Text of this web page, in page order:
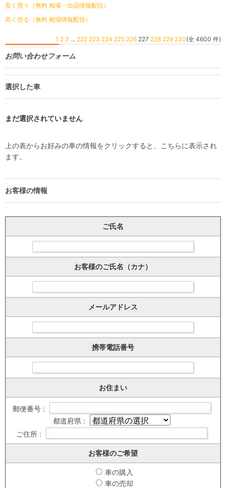
安く買う（無料 相場・出品情報配信）
高く売る（無料 相場情報配信）
1 2 3 ... 222 223 224 225 226 227 228 229 230(全 4600 件)
お問い合わせフォーム
選択した車
まだ選択されていません
上の表からお好みの車の情報をクリックすると、こちらに表示され
ます。
お客様の情報
ご氏名
お客様のご氏名（カナ）
メールアドレス
携帯電話番号
お住まい
郵便番号 :
都道府県 :
ご住所 :
お客様のご希望
車の購入
車の売却